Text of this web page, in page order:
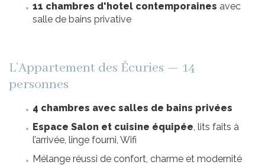
11 chambres d'hotel contemporaines avec
salle de bains privative
L’Appartement des Écuries — 14
personnes
4 chambres avec salles de bains privées
Espace Salon et cuisine équipée, lits faits à
l’arrivée, linge fourni, Wifi
Mélange réussi de confort, charme et modernité